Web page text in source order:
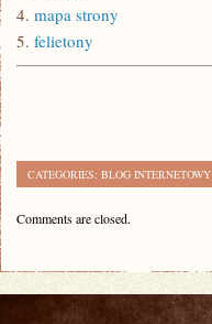
4. mapa strony
5. felietony
CATEGORIES: BLOG INTERNETOWY
Comments are closed.